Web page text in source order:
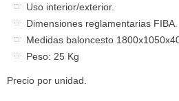
Uso interior/exterior.
Dimensiones reglamentarias FIBA.
Medidas baloncesto
Peso: 25 Kg
Precio por unidad.